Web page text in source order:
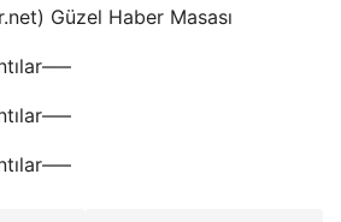
Güzel Haber Masası